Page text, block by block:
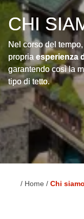
CHI
Nel corso del
propria esperienza
garantendo così la
tipo di tetto.
Briciole
Home Chi siamo